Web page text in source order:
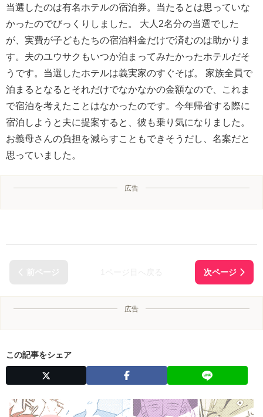
当選したのは有名ホテルの宿泊券。当たるとは思っていな
かったのでびっくりしました。 大人2名分の当選でした
が、実費が子どもたちの宿泊料金だけで済むのは助かりま
す。夫のユウサクもいつか泊まってみたかったホテルだそ
うです。当選したホテルは義実家のすぐそば。 家族全員で
泊まるとなるとそれだけでなかなかの金額なので、これま
で宿泊を考えたことはなかったのです。今年帰省する際に
宿泊しようと夫に提案すると、彼も乗り気になりました。
お義母さんの負担を減らすこともできそうだし、名案だと
思っていました。
広告
広告
この記事をシェア